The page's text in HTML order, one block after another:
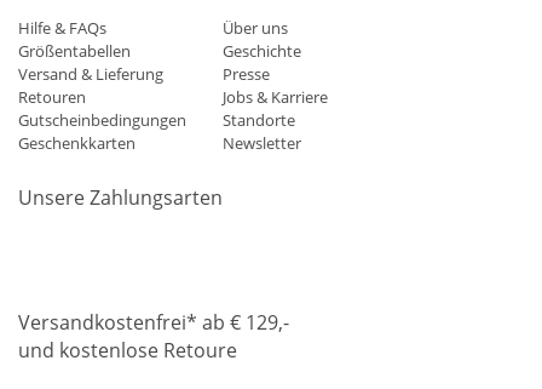
Hilfe & FAQs
Größentabellen
Versand & Lieferung
Retouren
Gutscheinbedingungen
Geschenkkarten
Über uns
Geschichte
Presse
Jobs & Karriere
Standorte
Newsletter
Unsere Zahlungsarten
Versandkostenfrei* ab € 129,-
und kostenlose Retoure